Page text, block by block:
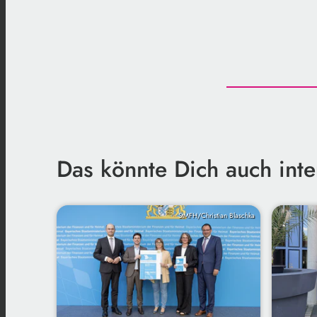
Das könnte Dich auch
StMFH/Christian Blaschka